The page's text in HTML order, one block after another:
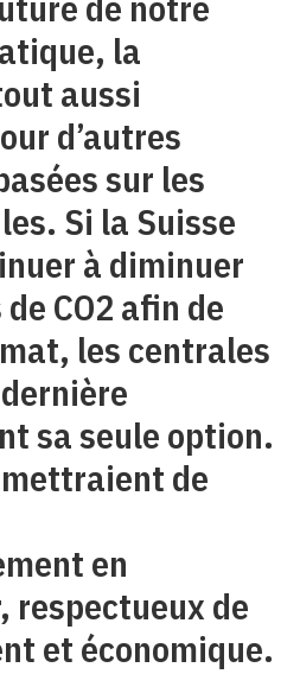
la
aussi
d’autres
sur les
Si la Suisse
à diminuer
CO2 afin de
les centrales
sa seule option.
de
en
respectueux de
et économique.